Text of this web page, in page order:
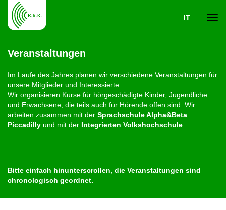
IT
Veranstaltungen
Im Laufe des Jahres planen wir verschiedene Veranstaltungen für
unsere Mitglieder und Interessierte.
Wir organisieren Kurse für hörgeschädigte Kinder, Jugendliche
und Erwachsene, die teils auch für Hörende offen sind. Wir
arbeiten zusammen mit der Sprachschule Alpha&Beta
Piccadilly und mit der Integrierten Volkshochschule
Bitte einfach hinunterscrollen, die Veranstaltungen sind
chronologisch geordnet.